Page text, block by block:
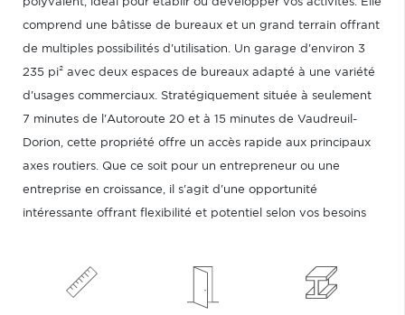
comprend une bâtisse de bureaux et un grand terrain offrant
de multiples possibilités d'utilisation. Un garage d'environ 3
235 pi² avec deux espaces de bureaux adapté à une variété
d'usages commerciaux. Stratégiquement située à seulement
7 minutes de l'Autoroute 20 et à 15 minutes de Vaudreuil-
Dorion, cette propriété offre un accès rapide aux principaux
axes routiers. Que ce soit pour un entrepreneur ou une
entreprise en croissance, il s'agit d'une opportunité
intéressante offrant flexibilité et potentiel selon vos besoins